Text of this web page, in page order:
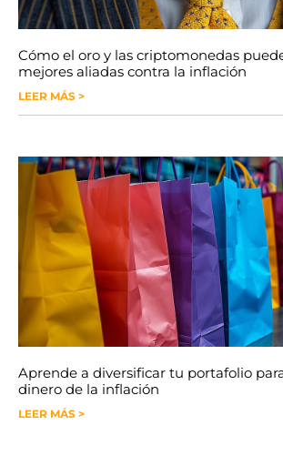
Cómo el oro y las criptomonedas
mejores aliadas contra la inflación
LEER MÁS >
Aprende a diversificar tu portafolio
dinero de la inflación
LEER MÁS >